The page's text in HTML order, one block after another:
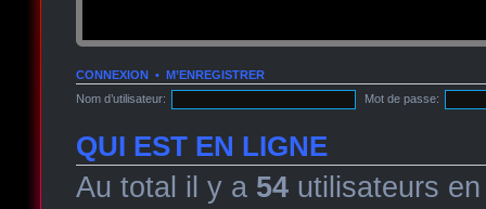
CONNEXION • M’ENREGISTRER
Nom d’utilisateur:
Mot de passe:
QUI EST EN LIGNE
Au total il y a 54 utilisateurs